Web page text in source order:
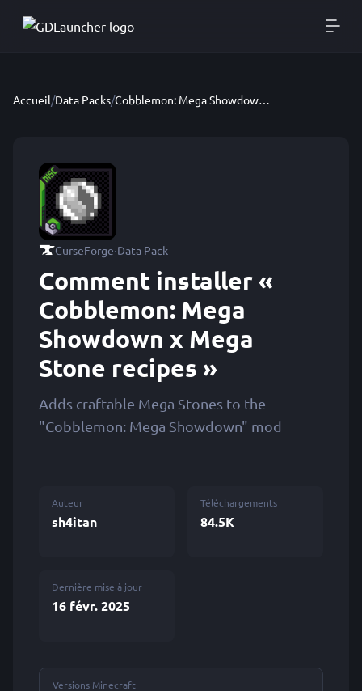
Accueil/Data Packs/ Cobblemon: Mega Showdown x Mega Stone recipes
CurseForge·Data Pack
Comment installer «
Cobblemon: Mega
Showdown x Mega
Stone recipes »
Adds craftable Mega Stones to the
"Cobblemon: Mega Showdown" mod
Auteur
sh4itan
Téléchargements
84.5K
Dernière mise à jour
16 févr. 2025
Versions Minecraft